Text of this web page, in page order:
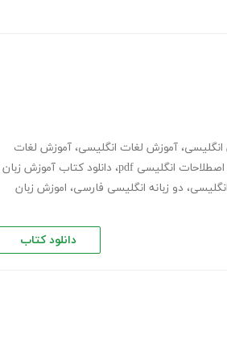
انگلیسی، آموزش لغات انگلیسی، آموزش لغات
اصطلاحات انگلیسی pdf ، دانلود کتاب آموزش زبان
، دو زبانه انگلیسی فارسی، اموزش زبان
دانلود کتاب